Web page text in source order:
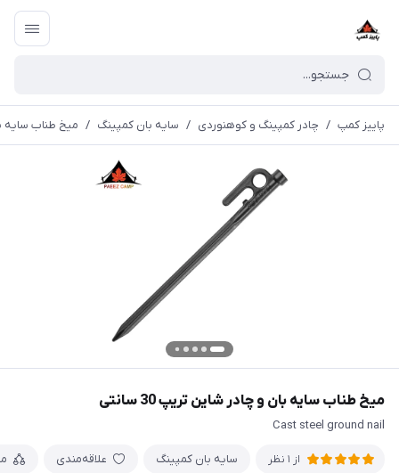
پاییز کمپ / چادر کمپینگ و کوهنوردی / سایه بان کمپینگ / میخ طناب سایه بان
میخ طناب سایه بان و چادر شاین تریپ 30 سانتی
Cast steel ground nail
از 1 نظر سایه بان کمپینگ علاقه‌مندی